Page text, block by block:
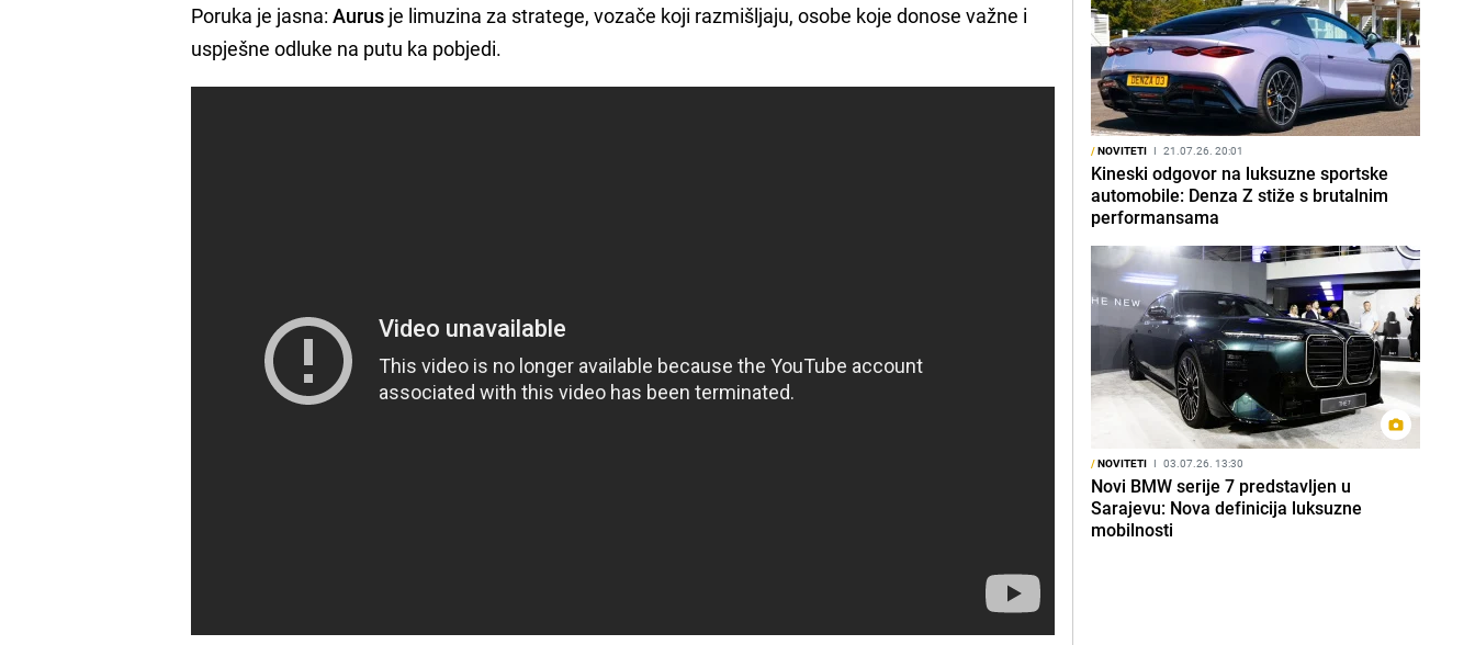
Poruka je jasna:Aurus je limuzina za stratege, vozače koji razmišljaju, osobe koje donose važne i
uspješne odluke na putu ka pobjedi.
/NOVITETI I 21.07.26. 20:01
Kineski odgovor na luksuzne sportske
automobile: Denza Z stiže s brutalnim
performansama
/NOVITETI I 03.07.26. 13:30
Novi BMW serije 7 predstavljen u
Sarajevu: Nova definicija luksuzne
mobilnosti